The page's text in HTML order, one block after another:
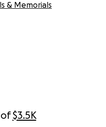
of$3.5K
& Memorials